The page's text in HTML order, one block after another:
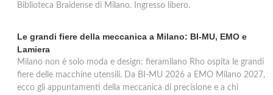
Biblioteca Braidense di Milano. Ingresso libero.
Le grandi fiere della meccanica a Milano: BI-MU, EMO e
Lamiera
Milano non è solo moda e design: fieramilano Rho ospita le grandi
fiere delle macchine utensili. Da BI-MU 2026 a EMO Milano 2027,
ecco gli appuntamenti della meccanica di precisione e a chi